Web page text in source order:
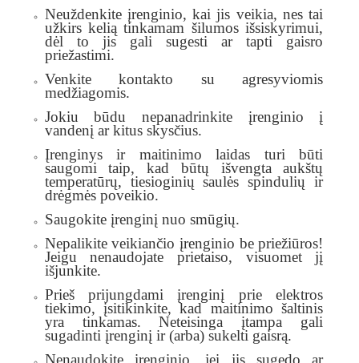
Neuždenkite įrenginio, kai jis veikia, nes tai
užkirs kelią tinkamam šilumos išsiskyrimui,
dėl to jis gali sugesti ar tapti gaisro
priežastimi.
Venkite kontakto su agresyviomis
medžiagomis.
Jokiu būdu nepanadrinkite įrenginio į
vandenį ar kitus skysčius.
Įrenginys ir maitinimo laidas turi būti
saugomi taip, kad būtų išvengta aukštų
temperatūrų, tiesioginių saulės spindulių ir
drėgmės poveikio.
Saugokite įrenginį nuo smūgių.
Nepalikite veikiančio įrenginio be priežiūros!
Jeigu nenaudojate prietaiso, visuomet jį
išjunkite.
Prieš prijungdami įrenginį prie elektros
tiekimo, įsitikinkite, kad maitinimo šaltinis
yra tinkamas. Neteisinga įtampa gali
sugadinti įrenginį ir (arba) sukelti gaisrą.
Nenaudokite įrenginio, jei jis sugędo ar